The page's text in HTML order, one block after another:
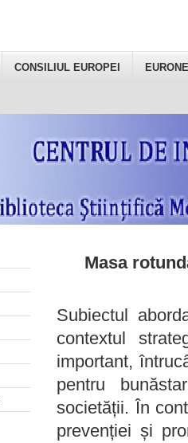
CONSILIUL EUROPEI
Masa
Subiectul
contextul
important,
pentru
societății. În
prevenției și